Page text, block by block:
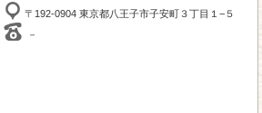
〒192-0904 東京都八王子市子安町３丁目１−５
－